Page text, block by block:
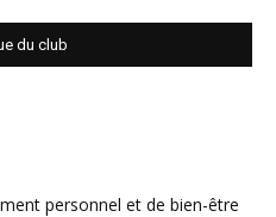
du club
personnel et de bien-être